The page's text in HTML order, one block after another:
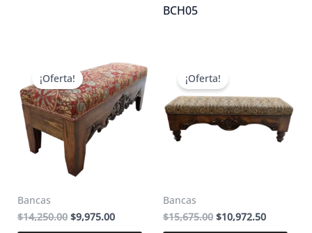
BCH05
¡Oferta!
Bancas
$14,250.00 El
$9,975.00El
¡Oferta!
Bancas
$15,675.00 El
$10,972.50El